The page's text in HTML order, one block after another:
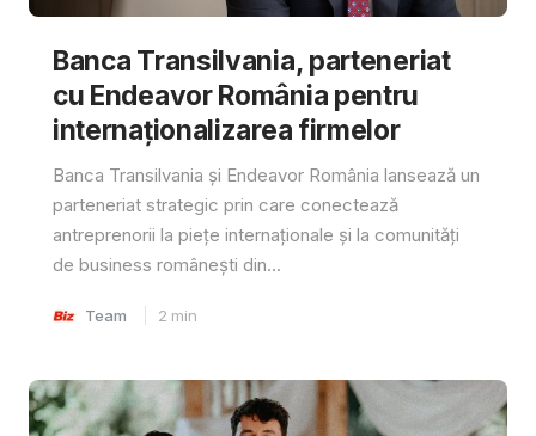
Banca Transilvania, parteneriat
cu Endeavor România pentru
internaționalizarea firmelor
Banca Transilvania și Endeavor România lansează un
parteneriat strategic prin care conectează
antreprenorii la piețe internaționale și la comunități
de business românești din...
Team 2 min